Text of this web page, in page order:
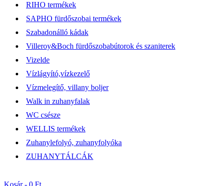
RIHO termékek
SAPHO fürdőszobai termékek
Szabadonálló kádak
Villeroy&Boch fürdőszobabútorok és szaniterek
Vizelde
Vízlágyító,vízkezelő
Vízmelegítő, villany boljer
Walk in zuhanyfalak
WC csésze
WELLIS termékek
Zuhanylefolyó, zuhanyfolyóka
ZUHANYTÁLCÁK